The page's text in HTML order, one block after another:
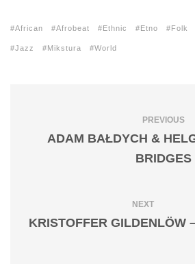
African Afrobeat Ethnic Etno Folk
Jazz Mikstura World
PREVIOUS
ADAM BAŁDYCH &
BRIDGES
NEXT
KRISTOFFER GILDENLÖW